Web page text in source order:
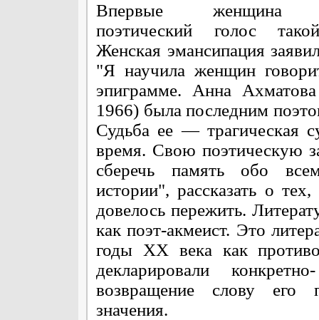
Впервые женщина
поэтический голос
Женская эмансипация
"Я научила женщин
эпиграмме. Анна
1966) была последним
Судьба ее — трагическая
время. Свою поэтическую
сберечь память обо
истории", рассказать о
довелось пережить.
как поэт-акмеист. Это
годы ХХ века как
декларировали
возвращение слову его
значения.